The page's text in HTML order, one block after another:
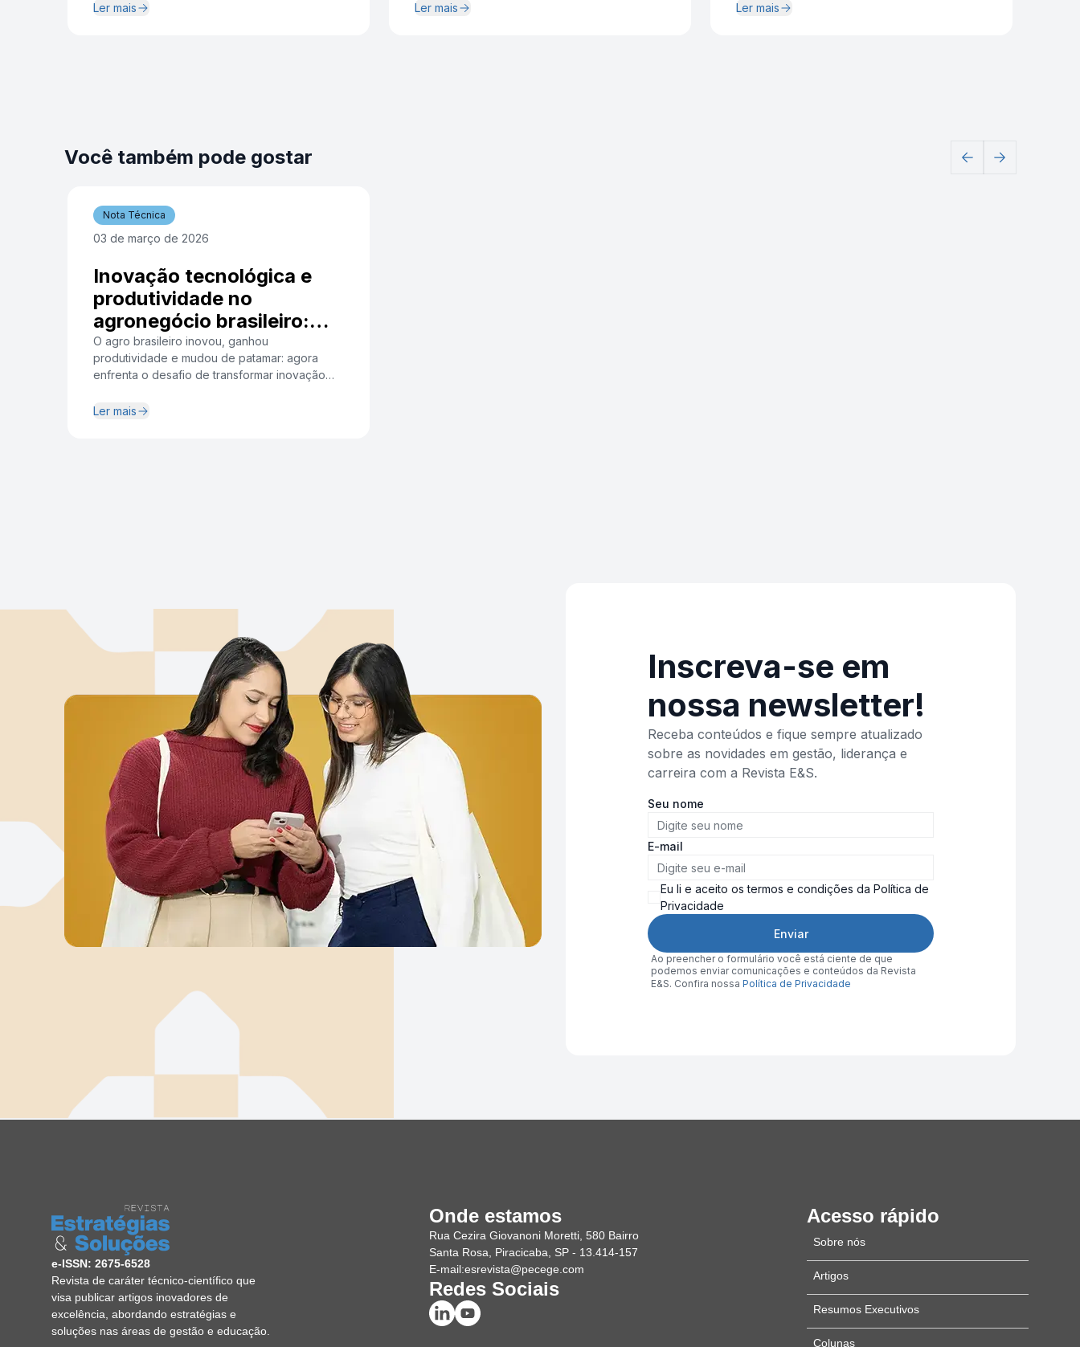
Ler mais Ler mais Ler mais
Você também pode gostar
Nota Técnica
03 de março de 2026
Inovação tecnológica e
produtividade no
agronegócio brasileiro:
onde estamos e para onde
vamos
O agro brasileiro inovou, ganhou
produtividade e mudou de patamar: agora
enfrenta o desafio de transformar inovação
elaborada pelos pesquisadores: Isabela
Ler mais
Inscreva-se em
nossa newsletter!
Receba conteúdos e fique sempre atualizado
sobre as novidades em gestão, liderança e
carreira com a Revista E&S.
Seu nome
E-mail
Eu li e aceito os termos e condições da Política de
Privacidade
Enviar
Ao preencher o formulário você está ciente de que
podemos enviar comunicações e conteúdos da Revista
E&S. Confira nossa Política de Privacidade
e-ISSN: 2675-6528
Revista de caráter técnico-científico que
visa publicar artigos inovadores de
excelência, abordando estratégias e
soluções nas áreas de gestão e educação.
Onde estamos
Rua Cezira Giovanoni Moretti, 580 Bairro
Santa Rosa, Piracicaba, SP - 13.414-157
E-mail:esrevista@pecege.com
Redes Sociais
Acesso rápido
Sobre nós
Artigos
Resumos Executivos
Colunas